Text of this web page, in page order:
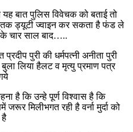
बात पुलिस विवेचक को बताई तो
ड्यूटी ज्वाइन कर सकता है फंड ले
के चार साल बाद…..
पुरी की धर्मपत्नी अनीता पुरी
लिया हैलट व मृत्यु प्रमाण पत्र
है कि उन्हे पूर्ण विश्वास है कि
मिलीभगत रही है वर्ना मुर्दा को
है